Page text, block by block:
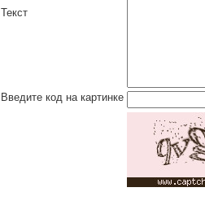
Текст
Введите код на картинке